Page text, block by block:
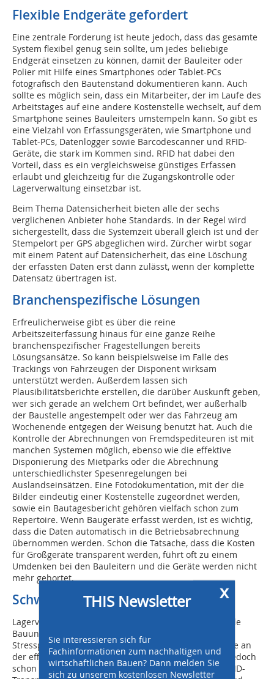
Flexible Endgeräte gefordert
Eine zentrale Forderung ist heute jedoch, dass das gesamte
System flexibel genug sein sollte, um jedes beliebige
Endgerät einsetzen zu können, damit der Bauleiter oder
Polier mit Hilfe eines Smartphones oder Tablet-PCs
fotografisch den Bautenstand dokumentieren kann. Auch
sollte es möglich sein, dass ein Mitarbeiter, der im Laufe des
Arbeitstages auf eine andere Kostenstelle wechselt, auf dem
Smartphone seines Bauleiters umstempeln kann. So gibt es
eine Vielzahl von Erfassungsgeräten, wie Smartphone und
Tablet-PCs, Datenlogger sowie Barcodescanner und RFID-
Geräte, die stark im Kommen sind. RFID hat dabei den
Vorteil, dass es ein vergleichsweise günstiges Erfassen
erlaubt und gleichzeitig für die Zugangskontrolle oder
Lagerverwaltung einsetzbar ist.
Beim Thema Datensicherheit bieten alle der sechs
verglichenen Anbieter hohe Standards. In der Regel wird
sichergestellt, dass die Systemzeit überall gleich ist und der
Stempelort per GPS abgeglichen wird. Zürcher wirbt sogar
mit einem Patent auf Datensicherheit, das eine Löschung
der erfassten Daten erst dann zulässt, wenn der komplette
Datensatz übertragen ist.
Branchenspezifische Lösungen
Erfreulicherweise gibt es über die reine
Arbeitszeiterfassung hinaus für eine ganze Reihe
branchenspezifischer Fragestellungen bereits
Lösungsansätze. So kann beispielsweise im Falle des
Trackings von Fahrzeugen der Disponent wirksam
unterstützt werden. Außerdem lassen sich
Plausibilitätsberichte erstellen, die darüber Auskunft geben,
wer sich gerade an welchem Ort befindet, wer außerhalb
der Baustelle angestempelt oder wer das Fahrzeug am
Wochenende entgegen der Weisung benutzt hat. Auch die
Kontrolle der Abrechnungen von Fremdspediteuren ist mit
manchen Systemen möglich, ebenso wie die effektive
Disponierung des Mietparks oder die Abrechnung
unterschiedlichster Spesenregelungen bei
Auslandseinsätzen. Eine Fotodokumentation, mit der die
Bilder eindeutig einer Kostenstelle zugeordnet werden,
sowie ein Bautagesbericht gehören vielfach schon zum
Repertoire. Wenn Baugeräte erfasst werden, ist es wichtig,
dass die Daten automatisch in die Betriebsabrechnung
übernommen werden. Schon die Tatsache, dass die Kosten
für Großgeräte transparent werden, führt oft zu einem
Umdenken bei den Bauleitern und die Geräte werden nicht
mehr gehortet.
Schwerpunkt Lagerverwaltung
Lagerverwaltung am Bau ist eine Welt für sich. Für viele
Bauunternehmer ist sie eine Aufgabe mit hohem
Stresspotential, hängt doch die Lösung vieler Probleme an
der effizienten Organisation des Lagers. Hier gibt es jedoch
schon Lösungsansätze, die es ermöglichen, mit der RFID-
x
THIS Newsletter
Sie interessieren sich für
Fachinformationen zum nachhaltigen und
wirtschaftlichen Bauen? Dann melden Sie
sich zu unserem kostenlosen Newsletter